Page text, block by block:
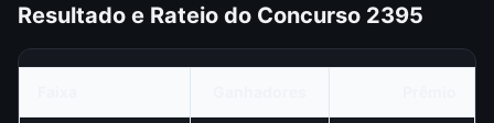
Resultado e Rateio do Concurso 2395